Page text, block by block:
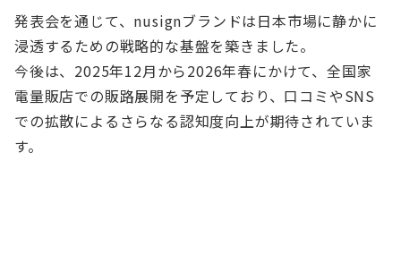
発表会を通じて、nusignブランドは日本市場に静かに
浸透するための戦略的な基盤を築きました。
今後は、2025年12月から2026年春にかけて、全国家
電量販店での販路展開を予定しており、口コミやSNS
での拡散によるさらなる認知度向上が期待されていま
す。